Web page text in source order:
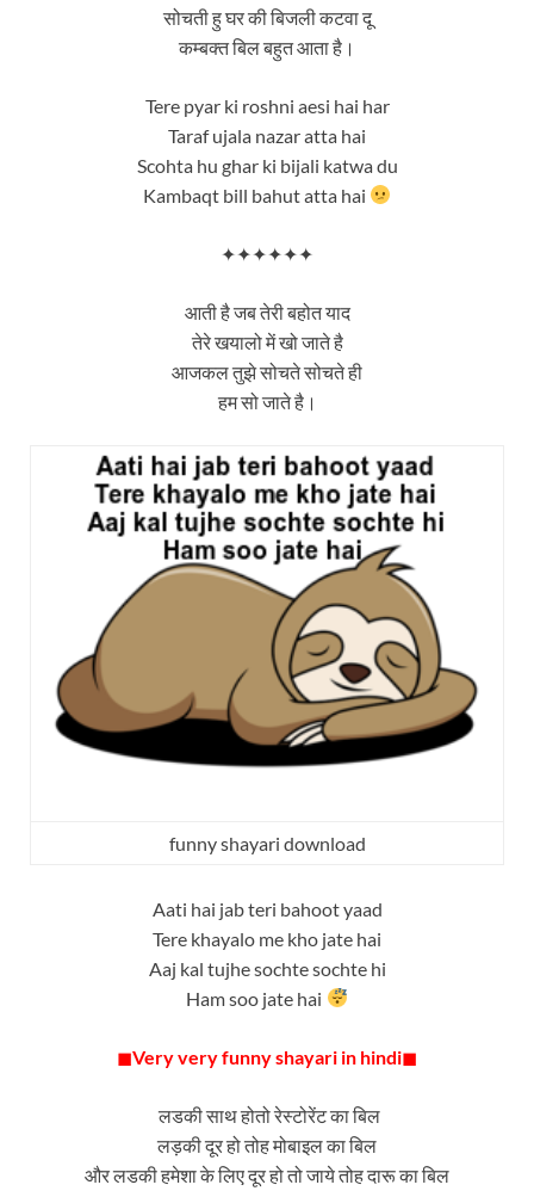
सोचती हु घर की बिजली कटवा दू
कम्बक्त बिल बहुत आता है।
Tere pyar ki roshni aesi hai har
Taraf ujala nazar atta hai
Scohta hu ghar ki bijali katwa du
Kambaqt bill bahut atta hai
✦✦✦✦✦✦
आती है जब तेरी बहोत याद
तेरे खयालो में खो जाते है
आजकल तुझे सोचते सोचते ही
हम सो जाते है।
funny shayari download
Aati hai jab teri bahoot yaad
Tere khayalo me kho jate hai
Aaj kal tujhe sochte sochte hi
Ham soo jate hai
◼Very very funny shayari in hindi◼
लडकी साथ होतो रेस्टोरेंट का बिल
लड़की दूर हो तोह मोबाइल का बिल
और लडकी हमेशा के लिए दूर हो तो जाये तोह दारू का बिल